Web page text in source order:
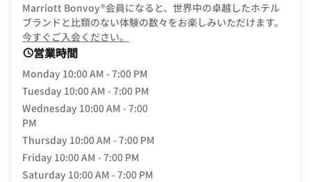
Marriott Bonvoy®会員になると、世界中の卓越したホテル
ブランドと比類のない体験の数々をお楽しみいただけます。
今すぐご入会ください。
営業時間
Monday 10:00 AM - 7:00 PM
Tuesday 10:00 AM - 7:00 PM
Wednesday 10:00 AM - 7:00
PM
Thursday 10:00 AM - 7:00 PM
Friday 10:00 AM - 7:00 PM
Saturday 10:00 AM - 7:00 PM